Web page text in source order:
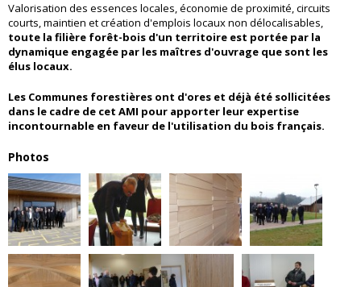
Valorisation des essences locales, économie de proximité, circuits
courts, maintien et création d'emplois locaux non délocalisables,
toute la filière forêt-bois d'un territoire est portée par la
dynamique engagée par les maîtres d'ouvrage que sont les
élus locaux.
Les Communes forestières ont d'ores et déjà été sollicitées
dans le cadre de cet AMI pour apporter leur expertise
incontournable en faveur de l'utilisation du bois français.
Photos